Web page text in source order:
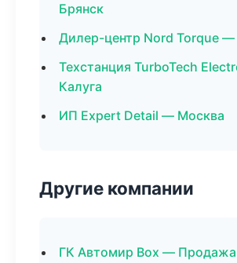
Брянск
Дилер-центр Nord Torque —
Техстанция TurboTech
Калуга
ИП Expert Detail — Москва
Другие компании
ГК Автомир Box —